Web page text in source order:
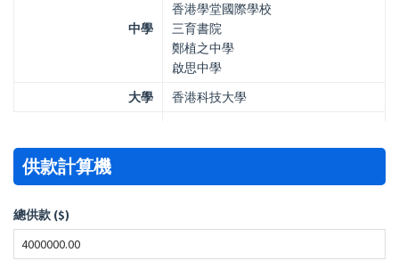
中學
香港學堂國際學校
三育書院
鄭植之中學
啟思中學
大學
香港科技大學
供款計算機
總供款 ($)